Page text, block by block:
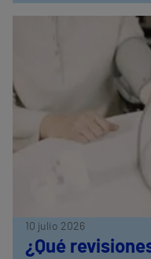
10 julio 2026
¿Qué